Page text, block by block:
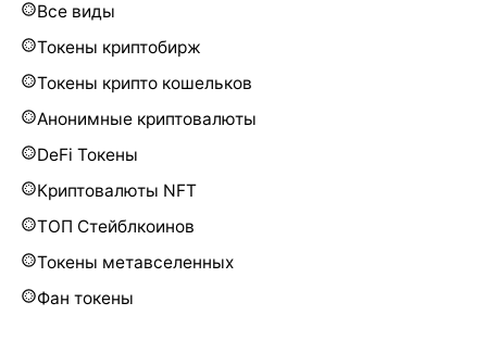
Все виды
Токены криптобирж
Токены крипто кошельков
Анонимные криптовалюты
DeFi Токены
Криптовалюты NFT
ТОП Стейблкоинов
Токены метавселенных
Фан токены